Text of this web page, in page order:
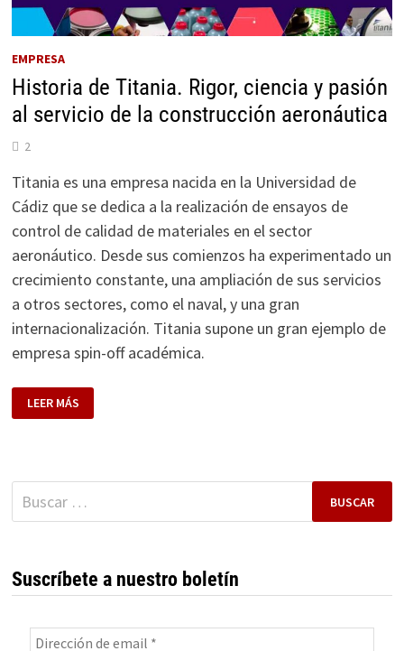
EMPRESA
Historia de Titania. Rigor, ciencia y pasión
al servicio de la construcción aeronáutica
2
Titania es una empresa nacida en la Universidad de
Cádiz que se dedica a la realización de ensayos de
control de calidad de materiales en el sector
aeronáutico. Desde sus comienzos ha experimentado un
crecimiento constante, una ampliación de sus servicios
a otros sectores, como el naval, y una gran
internacionalización. Titania supone un gran ejemplo de
empresa spin-off académica.
HISTORIA
DE
TITANIA.
AL
SERVICIO
DE
LA
LEER MÁS
Buscar:
Suscríbete a nuestro boletín